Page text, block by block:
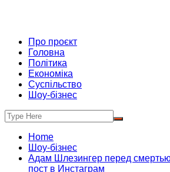
Про проєкт
Головна
Політика
Економіка
Суспільство
Шоу-бізнес
Home
Шоу-бізнес
Адам Шлезингер перед
пост в Инстаграм